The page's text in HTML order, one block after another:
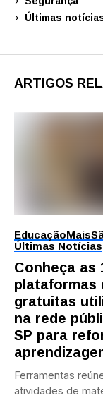
Últimas
ARTIGOS
EducaçãoMais
Últimas Notícias
Conheça as
plataformas
gratuitas
na rede
SP para
Ferramentas
atividades de